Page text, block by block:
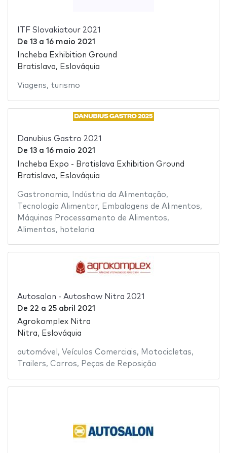
ITF Slovakiatour 2021
De 13a 16 maio 2021
Incheba Exhibition Ground
Bratislava, Eslováquia
Viagens, turismo
Danubius Gastro 2021
De 13a 16 maio 2021
Incheba Expo - Bratislava Exhibition Ground
Bratislava, Eslováquia
Gastronomia, Indústria da Alimentação,
Tecnología Alimentar, Embalagens de Alimentos,
Máquinas Processamento de Alimentos,
Alimentos, hotelaria
Autosalon - Autoshow Nitra 2021
De 22 a 25 abril 2021
Agrokomplex Nitra
Nitra, Eslováquia
automóvel , Veículos Comerciais, Motocicletas,
Trailers, Carros, Peças de Reposição